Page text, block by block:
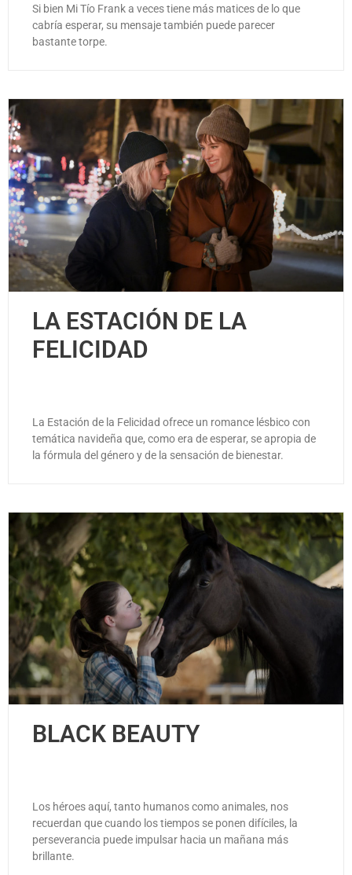
Si bien Mi Tío Frank a veces tiene más matices de lo que
cabría esperar, su mensaje también puede parecer
bastante torpe.
LA ESTACIÓN DE LA
FELICIDAD
La Estación de la Felicidad ofrece un romance lésbico con
temática navideña que, como era de esperar, se apropia de
la fórmula del género y de la sensación de bienestar.
BLACK BEAUTY
Los héroes aquí, tanto humanos como animales, nos
recuerdan que cuando los tiempos se ponen difíciles, la
perseverancia puede impulsar hacia un mañana más
brillante.